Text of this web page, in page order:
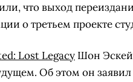
что выход
о третьем проекте
Lost Legacy Шон
Об этом он